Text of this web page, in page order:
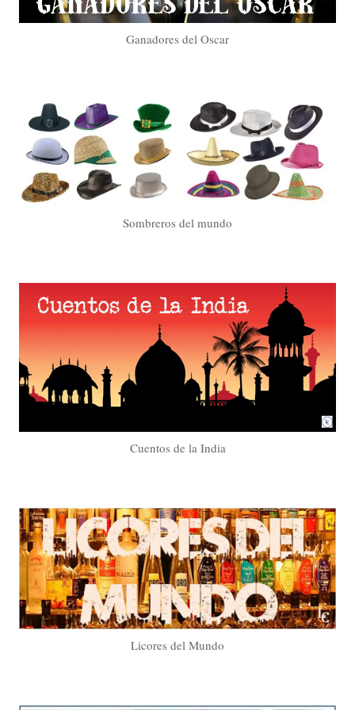
Ganadores del Oscar
Sombreros del mundo
Cuentos de la India
Licores del Mundo